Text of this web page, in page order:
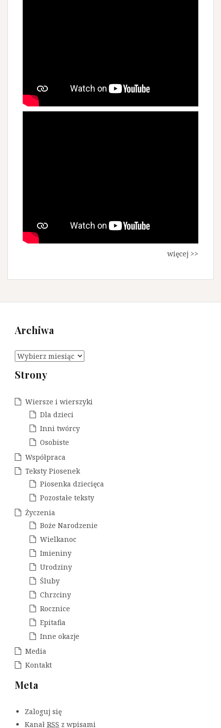
więcej >>
Archiwa
A
c
i
Strony
Wiersze i wierszyki
Dla dzieci
Inni twórcy
Osobiste
Współpraca
Teksty Piosenek
Piosenka dziecięca
Pozostałe teksty
Życzenia
Boże Narodzenie
Wielkanoc
Imieniny
Urodziny
Śluby
Chrzciny
Rocznice
Epitafia
Inne okazje
Media
Kontakt
Meta
Zaloguj się
Kanał RSS z wpisami